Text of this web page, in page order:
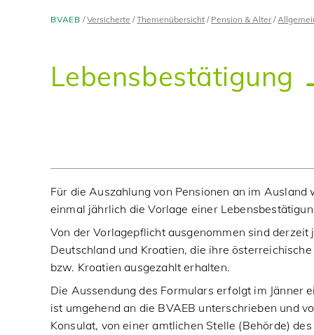
BVAEB Versicherte Themenübersicht Pension & Alter
Lebensbestätigung
Für die Auszahlung von Pensionen an im
einmal jährlich die Vorlage einer
Von der Vorlagepflicht ausgenommen sind
Deutschland und Kroatien, die ihre
bzw. Kroatien ausgezahlt erhalten.
Die Aussendung des Formulars erfolgt im Jänner
ist umgehend an die BVAEB unterschrieben und
Konsulat, von einer amtlichen Stelle (Behörde)